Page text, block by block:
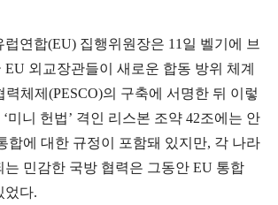
럽연합(EU) 집행위원장은 11 일 벨기에 브
EU 외교장관들이 새로운 합동 방위 체계
력체제 (PESCO)의 구축에 서명한 뒤 이렇
‘미니 헌법’ 격인 리스본 조약 42조에는 안
합에 대한 규정이 포함돼 있지만, 각 나라
는 민감한 국방 협력은 그동안 EU 통합
었다.